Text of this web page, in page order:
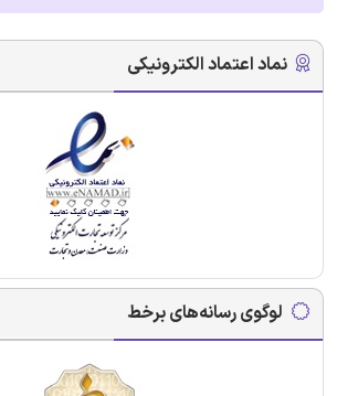
نماد اعتماد الکترونیکی
لوگوی رسانه‌های برخط